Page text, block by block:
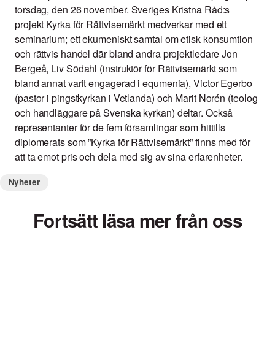
torsdag, den 26 november. Sveriges Kristna Råd:s
projekt Kyrka för Rättvisemärkt medverkar med ett
seminarium; ett ekumeniskt samtal om etisk konsumtion
och rättvis handel där bland andra projektledare Jon
Bergeå, Liv Södahl (instruktör för Rättvisemärkt som
bland annat varit engagerad i equmenia), Victor Egerbo
(pastor i pingstkyrkan i Vetlanda) och Marit Norén (teolog
och handläggare på Svenska kyrkan) deltar. Också
representanter för de fem församlingar som hittills
diplomerats som ”Kyrka för Rättvisemärkt” finns med för
att ta emot pris och dela med sig av sina erfarenheter.
Nyheter
Fortsätt läsa mer från oss